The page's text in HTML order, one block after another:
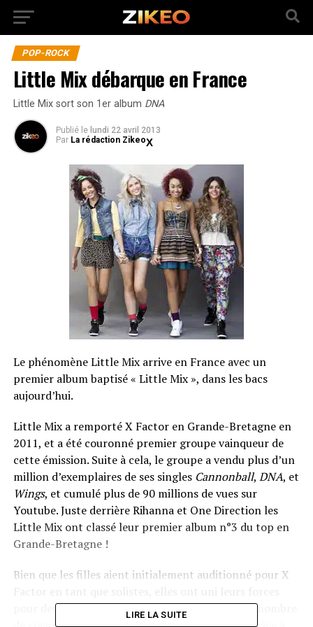
POP-ROCK
Little Mix débarque en France
Little Mix sort son 1er album DNA
Publié le lundi 22 avril 2013
Par La rédaction Zikeo
Le phénomène Little Mix arrive en France avec un
premier album baptisé « Little Mix », dans les bacs
aujourd’hui.
Little Mix a remporté X Factor en Grande-Bretagne en
2011, et a été couronné premier groupe vainqueur de
cette émission. Suite à cela, le groupe a vendu plus d’un
million d’exemplaires de ses singles Cannonball, DNA, et
Wings, et cumulé plus de 90 millions de vues sur
Youtube. Juste derrière Rihanna et One Direction les
Little Mix ont classé leur premier album n°3 du top en
Grande-Bretagne !
Bien que les filles aient initialement auditionné pour X
pour devenir Little Mix, et ont déjà conquis bon nombre
LIRE LA SUITE